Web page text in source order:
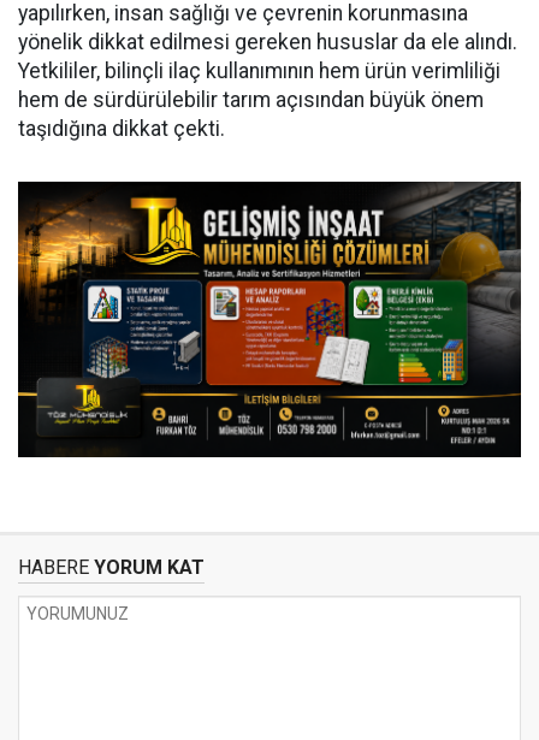
yapılırken, insan sağlığı ve çevrenin korunmasına
yönelik dikkat edilmesi gereken hususlar da ele alındı.
Yetkililer, bilinçli ilaç kullanımının hem ürün verimliliği
hem de sürdürülebilir tarım açısından büyük önem
taşıdığına dikkat çekti.
HABERE YORUM KAT